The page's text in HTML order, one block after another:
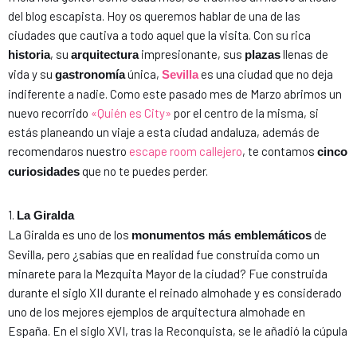
del blog escapista. Hoy os queremos hablar de una de las
ciudades que cautiva a todo aquel que la visita. Con su rica
historia, su arquitecturaimpresionante, sus plazasllenas de
vida y su gastronomíaúnica, Sevillaes una ciudad que no deja
indiferente a nadie. Como este pasado mes de Marzo abrimos un
nuevo recorrido «Quién es City» por el centro de la misma, si
estás planeando un viaje a esta ciudad andaluza, además de
recomendaros nuestro escape room callejero, te contamos cinco
curiosidadesque no te puedes perder.
1. La Giralda
La Giralda es uno de los monumentos más emblemáticosde
Sevilla, pero ¿sabías que en realidad fue construida como un
minarete para la Mezquita Mayor de la ciudad? Fue construida
durante el siglo XII durante el reinado almohade y es considerado
uno de los mejores ejemplos de arquitectura almohade en
España. En el siglo XVI, tras la Reconquista, se le añadió la cúpula